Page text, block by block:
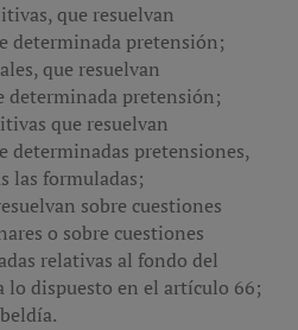
que resuelvan
determinada pretensión;
que resuelvan
determinada pretensión;
que resuelvan
determinadas pretensiones,
las formuladas;
sobre cuestiones
o sobre cuestiones
relativas al fondo del
lo dispuesto en el artículo 66;